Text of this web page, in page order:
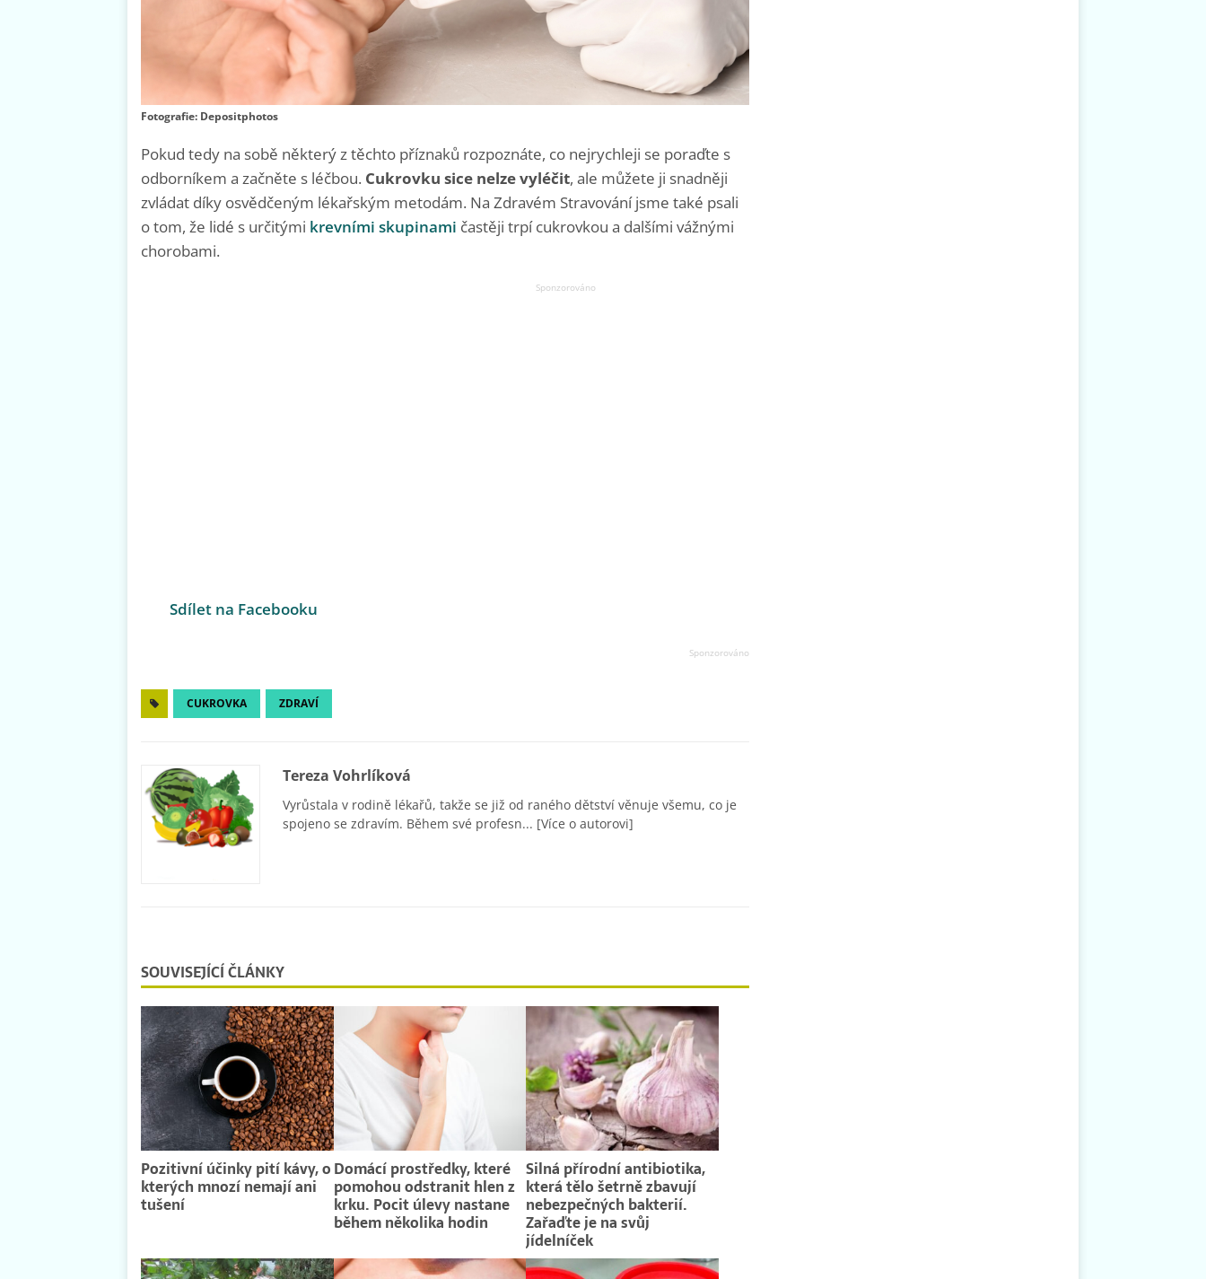
Fotografie: Depositphotos
Pokud tedy na sobě některý z těchto příznaků rozpoznáte, co nejrychleji se poraďte s
odborníkem a začněte s léčbou. Cukrovku sice nelze vyléčit, ale můžete ji snadněji
zvládat díky osvědčeným lékařským metodám. Na Zdravém Stravování jsme také psali
o tom, že lidé s určitými krevními skupinami častěji trpí cukrovkou a dalšími vážnými
chorobami.
Sdílet na Facebooku
CUKROVKA ZDRAVÍ
Tereza Vohrlíková
Vyrůstala v rodině lékařů, takže se již od raného dětství věnuje všemu, co je
spojeno se zdravím. Během své profesn... [Více o autorovi]
SOUVISEJÍCÍ ČLÁNKY
Pozitivní účinky pití kávy, o
kterých mnozí nemají ani
tušení
Domácí prostředky, které
pomohou odstranit hlen z
krku. Pocit úlevy nastane
během několika hodin
Silná přírodní antibiotika,
která tělo šetrně zbavují
nebezpečných bakterií.
Zařaďte je na svůj
jídelníček